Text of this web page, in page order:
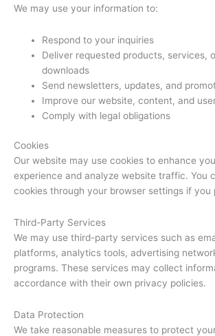
We may use your information to:
Respond to your inquiries
Deliver requested products, services,
downloads
Send newsletters, updates, and
Improve our website, content, and
Comply with legal obligations
Cookies
Our website may use cookies to enhance
experience and analyze website traffic. You
cookies through your browser settings if you
Third-Party Services
We may use third-party services such as
platforms, analytics tools, advertising
programs. These services may collect
accordance with their own privacy policies.
Data Protection
We take reasonable measures to protect